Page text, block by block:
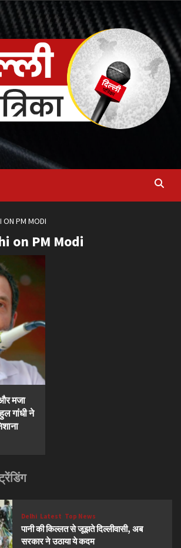
ON PM MODI
on PM Modi
मजा
गांधी ने
Delhi Latest Top News
पानी की किल्लत से जूझते दिल्लीवासी, अब
सरकार ने उठाया ये कदम